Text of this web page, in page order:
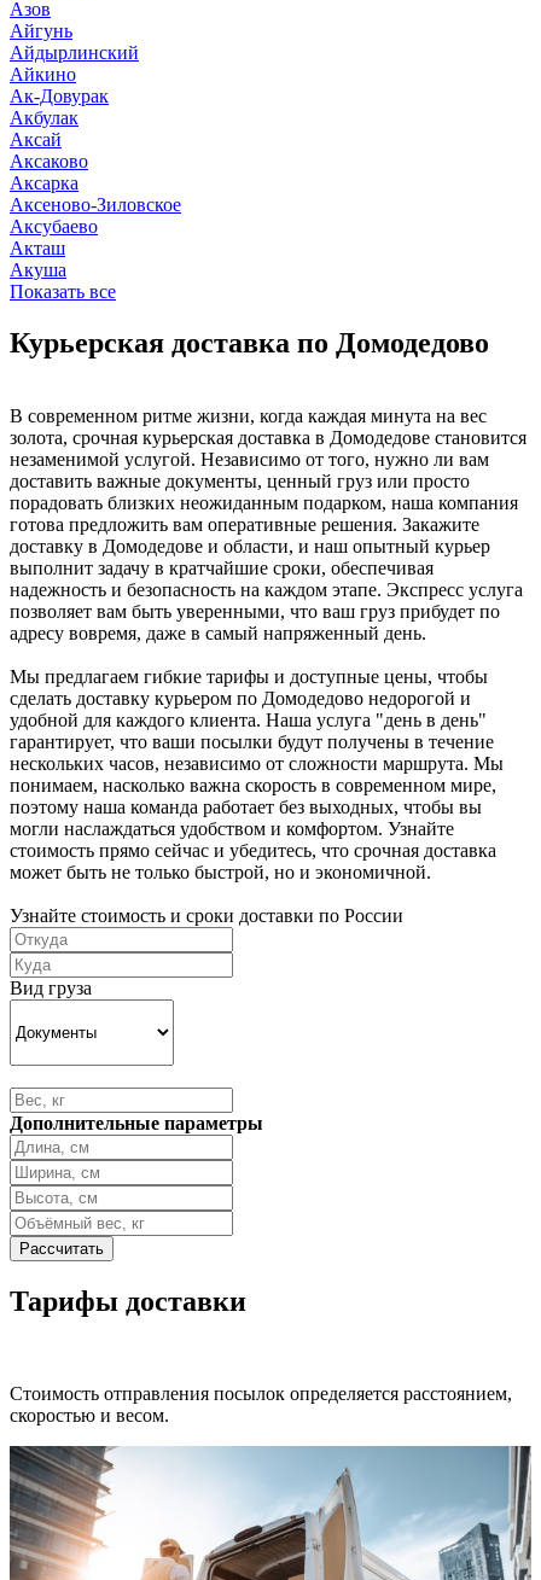
Азов
Айгунь
Айдырлинский
Айкино
Ак-Довурак
Акбулак
Аксай
Аксаково
Аксарка
Аксеново-Зиловское
Аксубаево
Акташ
Акуша
Показать все
Курьерская доставка по Домодедово
В современном ритме жизни, когда каждая минута на вес
золота, срочная курьерская доставка в Домодедове становится
незаменимой услугой. Независимо от того, нужно ли вам
доставить важные документы, ценный груз или просто
порадовать близких неожиданным подарком, наша компания
готова предложить вам оперативные решения. Закажите
доставку в Домодедове и области, и наш опытный курьер
выполнит задачу в кратчайшие сроки, обеспечивая
надежность и безопасность на каждом этапе. Экспресс услуга
позволяет вам быть уверенными, что ваш груз прибудет по
адресу вовремя, даже в самый напряженный день.
Мы предлагаем гибкие тарифы и доступные цены, чтобы
сделать доставку курьером по Домодедово недорогой и
удобной для каждого клиента. Наша услуга "день в день"
гарантирует, что ваши посылки будут получены в течение
нескольких часов, независимо от сложности маршрута. Мы
понимаем, насколько важна скорость в современном мире,
поэтому наша команда работает без выходных, чтобы вы
могли наслаждаться удобством и комфортом. Узнайте
стоимость прямо сейчас и убедитесь, что срочная доставка
может быть не только быстрой, но и экономичной.
Узнайте стоимость и сроки доставки по России
Вид груза
Дополнительные параметры
Тарифы доставки
Стоимость отправления посылок определяется расстоянием,
скоростью и весом.